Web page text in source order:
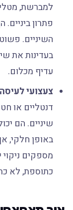
למברשת,
פתרון ביניים.
השיניים.
בעדינות את
עדיף מכלום.
צעצועי
דנטליים או
שיניים. הם
באופן חלקי,
מספקים ניקוי
כתוספת, לא